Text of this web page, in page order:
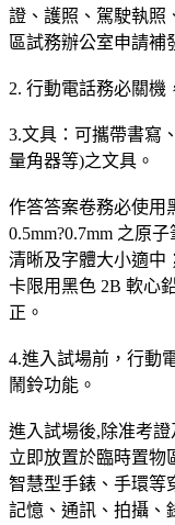
證、護照、駕駛執照
區試務辦公室申請補
2. 行動電話務必關機
3.文具：可攜帶書寫
量角器等)之文具。
作答答案卷務必使用
0.5mm?0.7mm 之原
清晰及字體大小適中
卡限用黑色 2B 軟心
正。
4.進入試場前，行動
鬧鈴功能。
進入試場後,除准考
立即放置於臨時置物
智慧型手錶、手環等
記憶、通訊、拍攝、